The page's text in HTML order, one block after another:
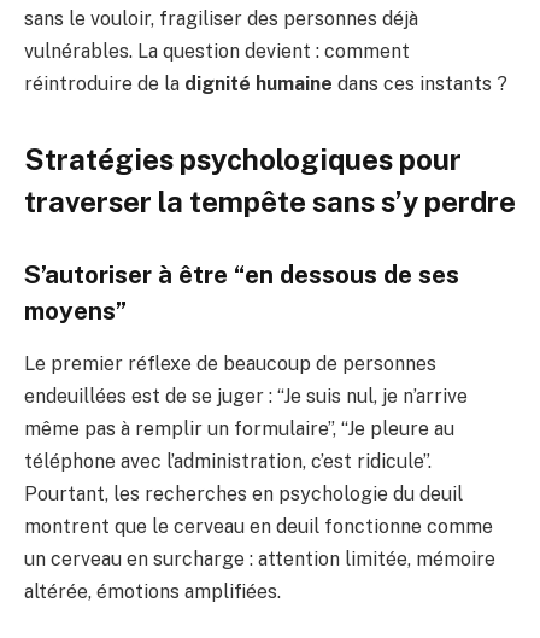
sans le vouloir, fragiliser des personnes déjà
vulnérables. La question devient : comment
réintroduire de la dignité humaine dans ces instants ?
Stratégies psychologiques pour
traverser la tempête sans s’y perdre
S’autoriser à être “en dessous de ses
moyens”
Le premier réflexe de beaucoup de personnes
endeuillées est de se juger : “Je suis nul, je n’arrive
même pas à remplir un formulaire”, “Je pleure au
téléphone avec l’administration, c’est ridicule”.
Pourtant, les recherches en psychologie du deuil
montrent que le cerveau en deuil fonctionne comme
un cerveau en surcharge : attention limitée, mémoire
altérée, émotions amplifiées.